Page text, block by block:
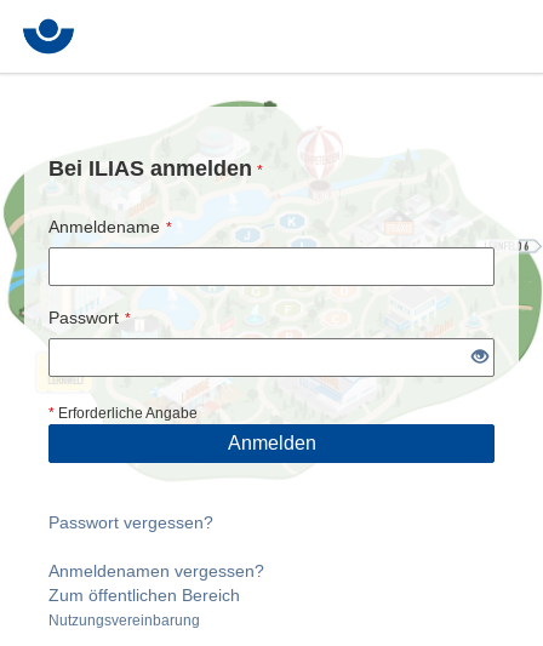
Bei ILIAS anmelden *
Anmeldename *
Passwort *
* Erforderliche Angabe
Anmelden
Passwort vergessen?
Anmeldenamen vergessen?
Zum öffentlichen Bereich
Nutzungsvereinbarung